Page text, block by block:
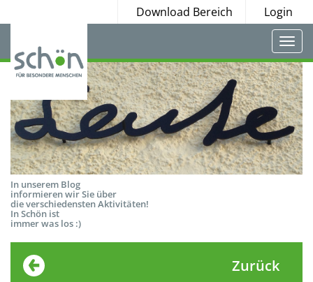
Download Bereich Login
In unserem Blog
informieren wir Sie über
die verschiedensten Aktivitäten!
In Schön ist
immer was los :)
Zurück